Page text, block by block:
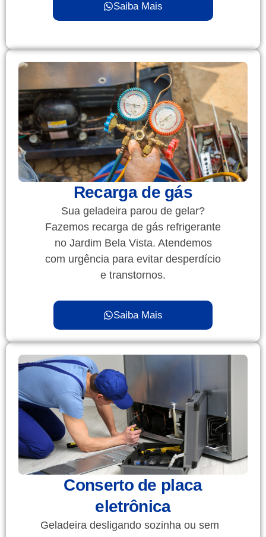
Saiba Mais
Recarga de gás
Sua geladeira parou de gelar?
Fazemos recarga de gás refrigerante
no Jardim Bela Vista. Atendemos
com urgência para evitar desperdício
e transtornos.
Saiba Mais
Conserto de placa
eletrônica
Geladeira desligando sozinha ou sem